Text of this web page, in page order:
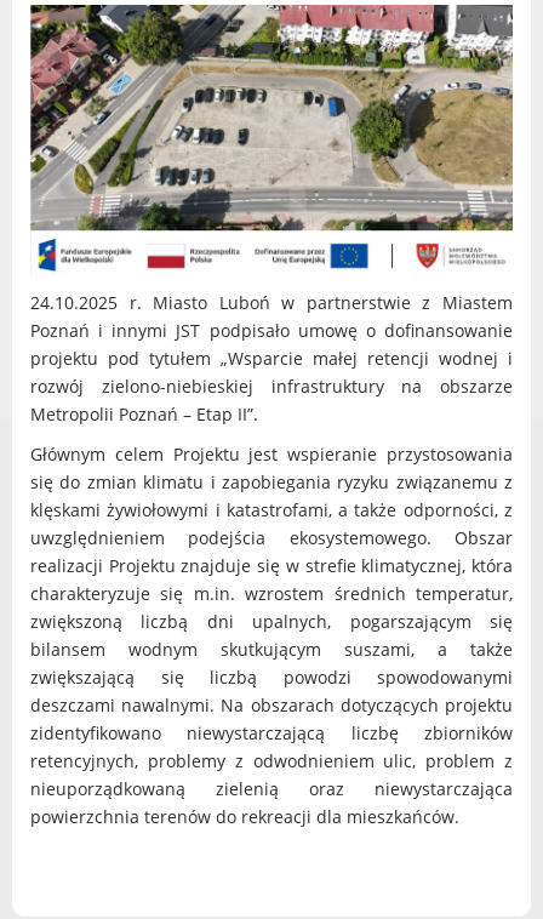
24.10.2025 r. Miasto Luboń w partnerstwie z Miastem
Poznań i innymi JST podpisało umowę o dofinansowanie
projektu pod tytułem „Wsparcie małej retencji wodnej i
rozwój zielono-niebieskiej infrastruktury na obszarze
Metropolii Poznań – Etap II”.
Głównym celem Projektu jest wspieranie przystosowania
się do zmian klimatu i zapobiegania ryzyku związanemu z
klęskami żywiołowymi i katastrofami, a także odporności, z
uwzględnieniem podejścia ekosystemowego. Obszar
realizacji Projektu znajduje się w strefie klimatycznej, która
charakteryzuje się m.in. wzrostem średnich temperatur,
zwiększoną liczbą dni upalnych, pogarszającym się
bilansem wodnym skutkującym suszami, a także
zwiększającą się liczbą powodzi spowodowanymi
deszczami nawalnymi. Na obszarach dotyczących projektu
zidentyfikowano niewystarczającą liczbę zbiorników
retencyjnych, problemy z odwodnieniem ulic, problem z
nieuporządkowaną zielenią oraz niewystarczająca
powierzchnia terenów do rekreacji dla mieszkańców.